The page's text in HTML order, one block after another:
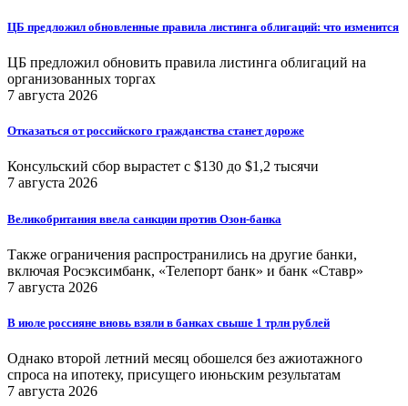
ЦБ предложил обновленные правила листинга облигаций: что изменится
ЦБ предложил обновить правила листинга облигаций на
организованных торгах
7 августа 2026
Отказаться от российского гражданства станет дороже
Консульский сбор вырастет с $130 до $1,2 тысячи
7 августа 2026
Великобритания ввела санкции против Озон-банка
Также ограничения распространились на другие банки,
включая Росэксимбанк, «Телепорт банк» и банк «Ставр»
7 августа 2026
В июле россияне вновь взяли в банках свыше 1 трлн рублей
Однако второй летний месяц обошелся без ажиотажного
спроса на ипотеку, присущего июньским результатам
7 августа 2026